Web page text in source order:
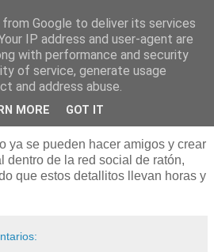
de perfil
ya se pueden hacer amigos y crear
dentro de la red social de ratón,
que estos detallitos llevan horas y
Google to deliver its services
IP address and user-agent are
with performance and security
of service, generate usage
and address abuse.
MORE GOT IT